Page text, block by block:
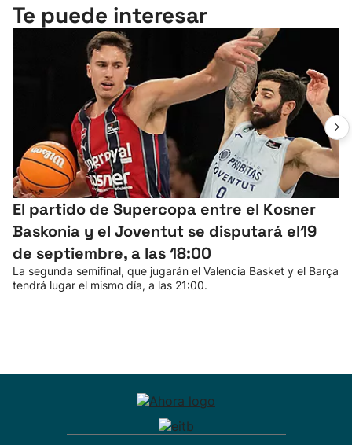
Te puede interesar
El partido de Supercopa entre el Kosner
Baskonia y el Joventut se disputará el19
de septiembre, a las 18:00
La segunda semifinal, que jugarán el Valencia Basket y el Barça
tendrá lugar el mismo día, a las 21:00.